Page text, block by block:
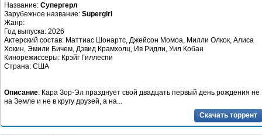
Название: Супергерл
Зарубежное название: Supergirl
Жанр:
Год выпуска: 2026
Актерский состав: Маттиас Шонартс, Джейсон Момоа, Милли Олкок, Алиса
Хокин, Эмили Бичем, Дэвид Крамхолц, Ив Ридли, Уил Кобан
Кинорежиссеры: Крэйг Гиллеспи
Страна: США
Описание: Кара Зор-Эл празднует свой двадцать первый день рождения не
на Земле и не в кругу друзей, а на...
Скачать торрент